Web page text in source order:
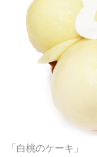
「白桃のケーキ」